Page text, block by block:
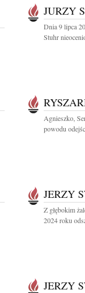
JURZY
Dnia 9 lipca
Stuhr
Agnieszko,
powodu
JERZY
Z głębokim
2024 roku
JERZY